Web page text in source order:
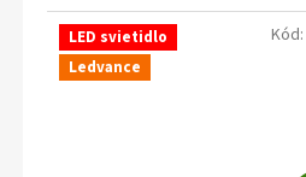
LED svietidlo
Ledvance
Kód: